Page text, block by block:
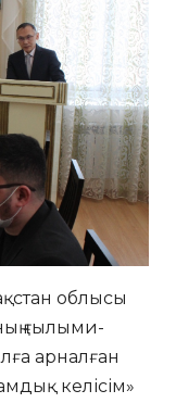
облысы
ғылыми-
арналған
келісім»